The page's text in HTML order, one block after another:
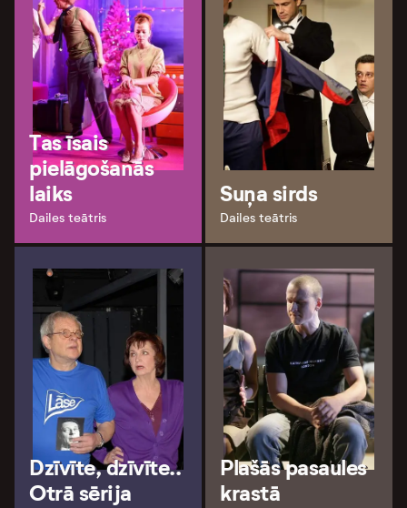
Tas īsais
pielāgošanās
laiks
Dailes teātris
Suņa sirds
Dailes teātris
Dzīvīte, dzīvīte..
Otrā sērija
Plašās pasaules
krastā